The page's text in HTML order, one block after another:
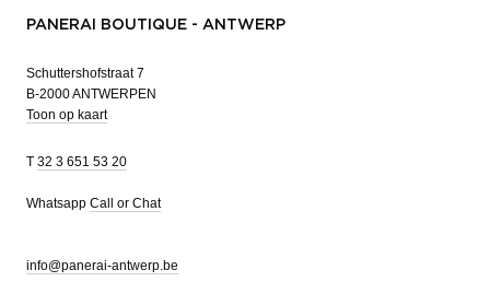
PANERAI BOUTIQUE - ANTWERP
Schuttershofstraat 7
B-2000 ANTWERPEN
Toon op kaart
T 32 3 651 53 20
Whatsapp Call or Chat
info@panerai-antwerp.be